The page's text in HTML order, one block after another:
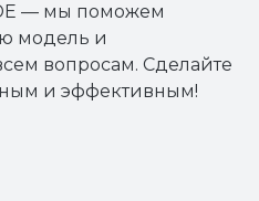
— мы поможем
модель и
вопросам. Сделайте
и эффективным!